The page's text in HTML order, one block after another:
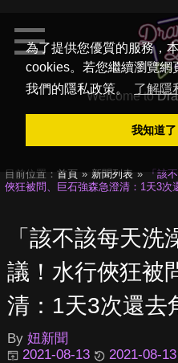
為了提供您優質的服務，
cookies。若您繼續瀏覽網
我們的隱私政策。
了解隱
我知道了
Welcome to
目前位置： 首頁 新聞列表
「該
俠狂被問、巨石強森急澄清：1天3次
「該不該每天
議！水行俠狂被
清：1天3次還去
By 妞新聞
2021-08-13
2021-08-